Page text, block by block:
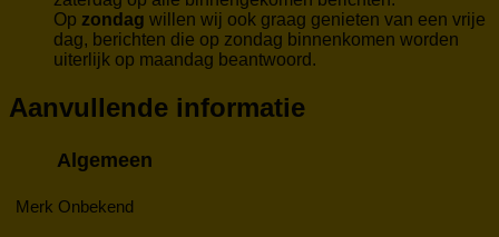
Op zondag willen wij ook graag genieten van een vrije
dag, berichten die op zondag binnenkomen worden
uiterlijk op maandag beantwoord.
Aanvullende informatie
Algemeen
Merk Onbekend